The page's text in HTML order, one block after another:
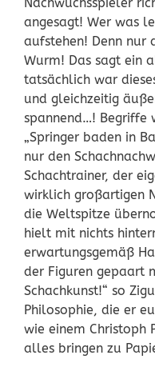
angesagt! Wer was
aufstehen! Denn nur
Wurm! Das sagt ein
tatsächlich war
und gleichzeitig
spannend…! Begriffe
„Springer baden in
nur den
Schachtrainer, der
wirklich großartigen
die Weltspitze
hielt mit nichts
erwartungsgemäß
der Figuren gepaart
Schachkunst!“ so
Philosophie, die er
wie einem Christoph
alles bringen zu